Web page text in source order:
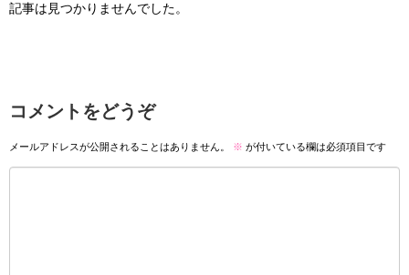
記事は見つかりませんでした。
コメントをどうぞ
メールアドレスが公開されることはありません。 ※ が付いている欄は必須項目です